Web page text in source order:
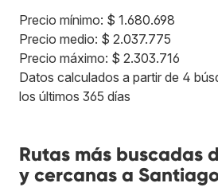
Precio mínimo: $ 1.680.698
Precio medio: $ 2.037.775
Precio máximo: $ 2.303.716
Datos calculados a partir de 4
los últimos 365 días
Rutas más buscadas
y cercanas a